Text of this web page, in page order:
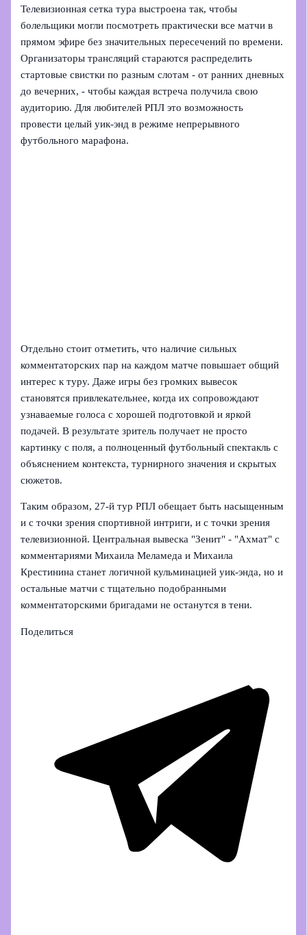
Телевизионная сетка тура выстроена так, чтобы
болельщики могли посмотреть практически все матчи в
прямом эфире без значительных пересечений по времени.
Организаторы трансляций стараются распределить
стартовые свистки по разным слотам - от ранних дневных
до вечерних, - чтобы каждая встреча получила свою
аудиторию. Для любителей РПЛ это возможность
провести целый уик‑энд в режиме непрерывного
футбольного марафона.
Отдельно стоит отметить, что наличие сильных
комментаторских пар на каждом матче повышает общий
интерес к туру. Даже игры без громких вывесок
становятся привлекательнее, когда их сопровождают
узнаваемые голоса с хорошей подготовкой и яркой
подачей. В результате зритель получает не просто
картинку с поля, а полноценный футбольный спектакль с
объяснением контекста, турнирного значения и скрытых
сюжетов.
Таким образом, 27‑й тур РПЛ обещает быть насыщенным
и с точки зрения спортивной интриги, и с точки зрения
телевизионной. Центральная вывеска "Зенит" - "Ахмат" с
комментариями Михаила Меламеда и Михаила
Крестинина станет логичной кульминацией уик‑энда, но и
остальные матчи с тщательно подобранными
комментаторскими бригадами не останутся в тени.
Поделиться